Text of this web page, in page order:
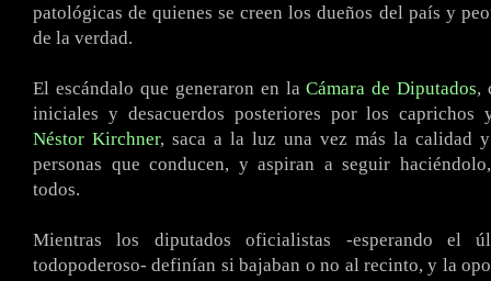
patológicas de quienes se creen los dueños del país y
de la verdad.
El escándalo que generaron en laCámara de Diputados,
iniciales y desacuerdos posteriores por los caprichos
Néstor Kirchner, saca a la luz una vez más la calidad
personas que conducen, y aspiran a seguir
todos.
Mientras los diputados oficialistas -esperando el
todopoderoso- definían si bajaban o no al recinto, y la